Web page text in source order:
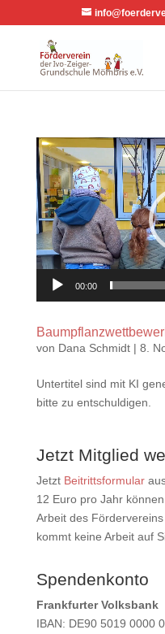
Video-
Player
00:00
von Dana Schmidt| 8.
Untertitel sind mit KI
bitte zu entschuldigen.
Jetzt Mitglied
Jetzt Beitrittsformular
12 Euro pro Jahr
Arbeit des
kommt keine Arbeit auf
Spendenkonto
Frankfurter Volksbank
IBAN: DE90 5019 0000